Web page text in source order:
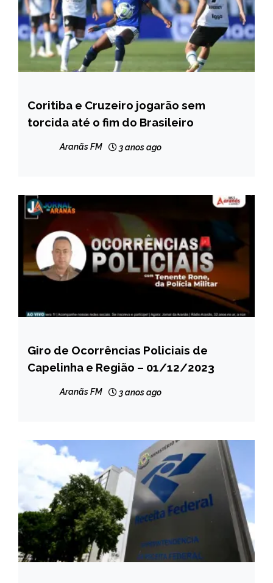
ESPORTES
NOTÍCIAS
Coritiba e Cruzeiro jogarão sem
torcida até o fim do Brasileiro
Aranãs FM 3 anos ago
CAPELINHA
MINAS
Giro de Ocorrências Policiais de
Capelinha e Região – 01/12/2023
Aranãs FM 3 anos ago